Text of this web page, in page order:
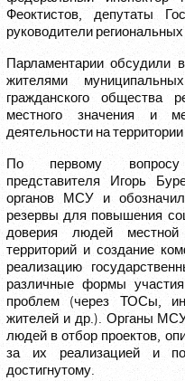
Феоктистов, депутаты
руководители
Парламентарии обсудили
жителями
гражданского общества
местного значения и
деятельности на
По первому вопросу
представителя Игорь
органов МСУ и
резервы для повышения
доверия людей местной
территорий и создание
реализацию
различные формы
проблем (через ТОСы,
жителей и др.). Органы
людей в отбор проектов,
за их реализацией и
достигнутому.